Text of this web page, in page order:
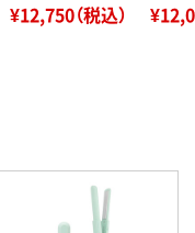
¥12,750（税込）